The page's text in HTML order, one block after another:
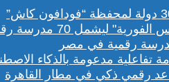
رقمي ذكي في مطار القاهرة